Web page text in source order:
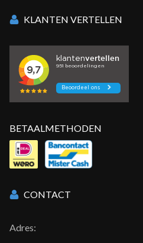
KLANTEN VERTELLEN
BETAALMETHODEN
CONTACT
Adres: